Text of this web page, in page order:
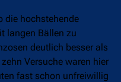
die hochstehende
langen Bällen zu
deutlich besser als
Versuche waren hier
fast schon unfreiwillig